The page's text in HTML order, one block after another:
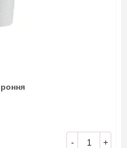
- +